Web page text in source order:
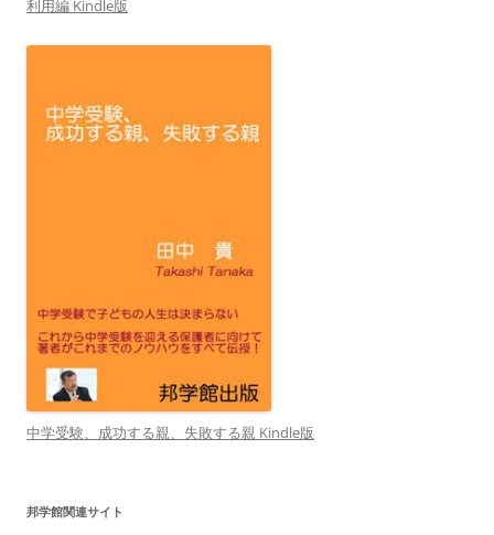
利用編 Kindle版
中学受験、成功する親、失敗する親 Kindle版
邦学館関連サイト